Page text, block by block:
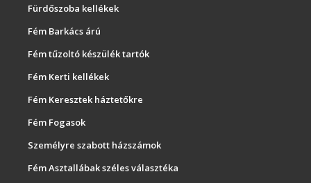
Fürdőszoba kellékek
Fém Barkács árú
Fém tűzoltó készülék tartók
Fém Kerti kellékek
Fém Keresztek háztetőkre
Fém Fogasok
Személyre szabott házszámok
Fém Asztallábak széles választéka